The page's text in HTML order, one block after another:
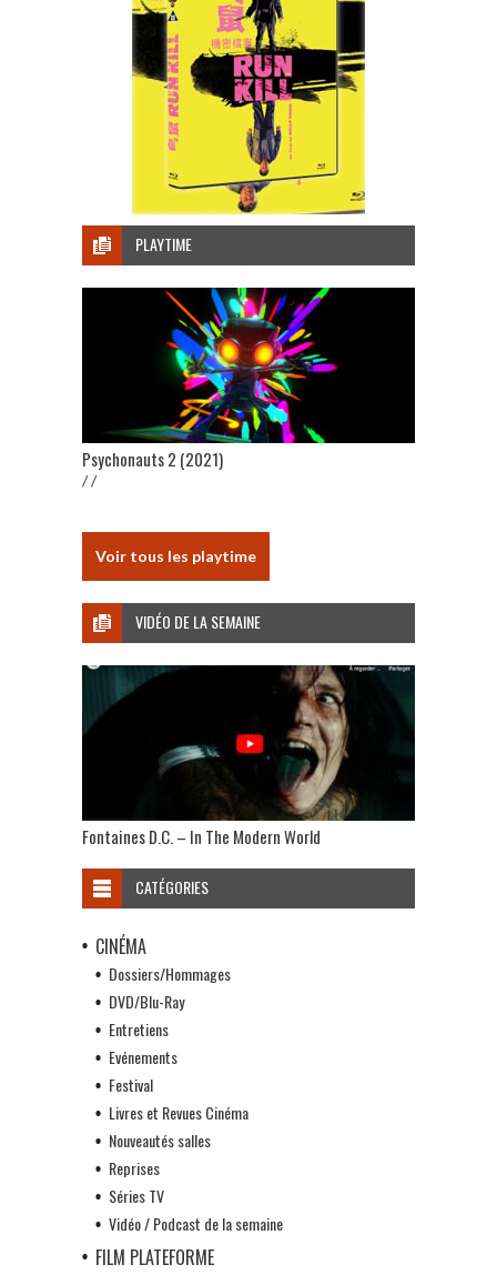
PLAYTIME
Psychonauts 2 (2021)
/ /
Voir tous les playtime
VIDÉO DE LA SEMAINE
Fontaines D.C. – In The Modern World
CATÉGORIES
CINÉMA
Dossiers/Hommages
DVD/Blu-Ray
Entretiens
Evénements
Festival
Livres et Revues Cinéma
Nouveautés salles
Reprises
Séries TV
Vidéo / Podcast de la semaine
FILM PLATEFORME